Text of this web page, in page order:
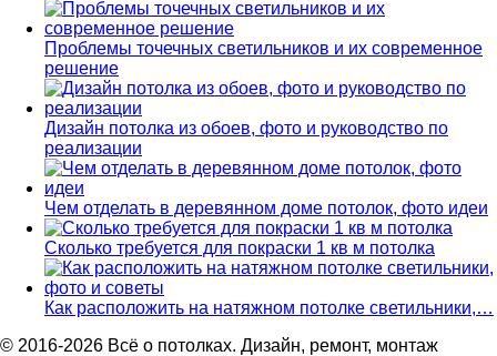
Проблемы точечных светильников и их современное
решение
Дизайн потолка из обоев, фото и руководство по
реализации
Чем отделать в деревянном доме потолок, фото идеи
Сколько требуется для покраски 1 кв м потолка
Как расположить на натяжном потолке светильники,…
© 2016-2026 Всё о потолках. Дизайн, ремонт, монтаж